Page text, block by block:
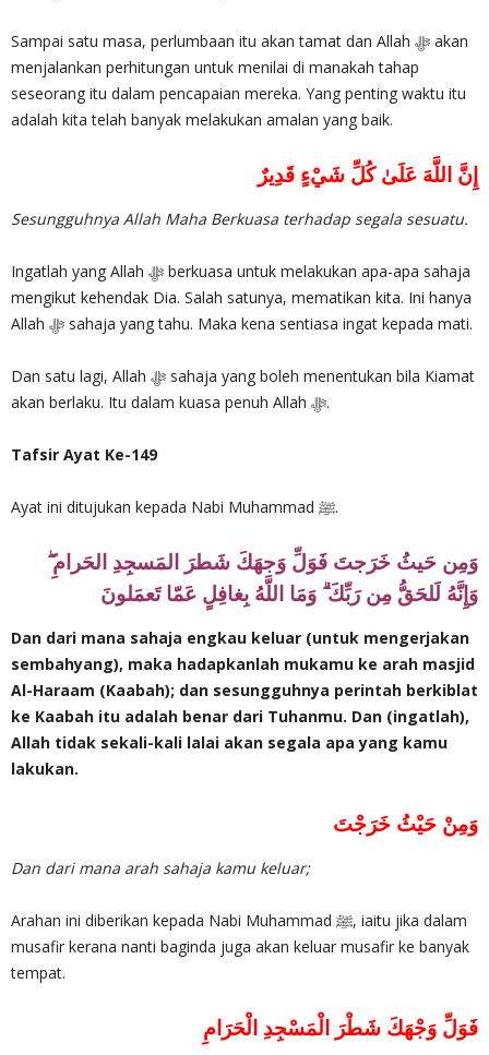
Sampai satu masa, perlumbaan itu akan tamat dan Allah ‎ﷻ akan
menjalankan perhitungan untuk menilai di manakah tahap
seseorang itu dalam pencapaian mereka. Yang penting waktu itu
adalah kita telah banyak melakukan amalan yang baik.
إِنَّ اللَّهَ عَلَىٰ كُلِّ شَيْءٍ قَدِيرٌ
Sesungguhnya Allah Maha Berkuasa terhadap segala sesuatu.
Ingatlah yang Allah ‎ﷻ berkuasa untuk melakukan apa-apa sahaja
mengikut kehendak Dia. Salah satunya, mematikan kita. Ini hanya
Allah ‎ﷻ sahaja yang tahu. Maka kena sentiasa ingat kepada mati.
Dan satu lagi, Allah ‎ﷻ sahaja yang boleh menentukan bila Kiamat
akan berlaku. Itu dalam kuasa penuh Allah ‎ﷻ.
Tafsir Ayat Ke-149
Ayat ini ditujukan kepada Nabi Muhammad ﷺ.
وَمِن حَيثُ خَرَجتَ فَوَلِّ وَجهَكَ شَطرَ المَسجِدِ الحَرامِ ۖ
وَإِنَّهُ لَلحَقُّ مِن رَبِّكَ ۗ وَمَا اللَّهُ بِغافِلٍ عَمّا تَعمَلونَ
Dan dari mana sahaja engkau keluar (untuk mengerjakan
sembahyang), maka hadapkanlah mukamu ke arah masjid
Al-Haraam (Kaabah); dan sesungguhnya perintah berkiblat
ke Kaabah itu adalah benar dari Tuhanmu. Dan (ingatlah),
Allah tidak sekali-kali lalai akan segala apa yang kamu
lakukan.
وَمِنْ حَيْثُ خَرَجْتَ
Dan dari mana arah sahaja kamu keluar;
Arahan ini diberikan kepada Nabi Muhammad ﷺ, iaitu jika dalam
musafir kerana nanti baginda juga akan keluar musafir ke banyak
tempat.
فَوَلِّ وَجْهَكَ شَطْرَ الْمَسْجِدِ الْحَرَامِ